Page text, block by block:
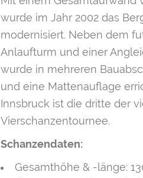
wurde im Jahr 2002 das
modernisiert. Neben dem
Anlaufturm und einer
wurde in mehreren
und eine Mattenauflage
Innsbruck ist die dritte der
Vierschanzentournee.
Schanzendaten:
Gesamthöhe & -länge: